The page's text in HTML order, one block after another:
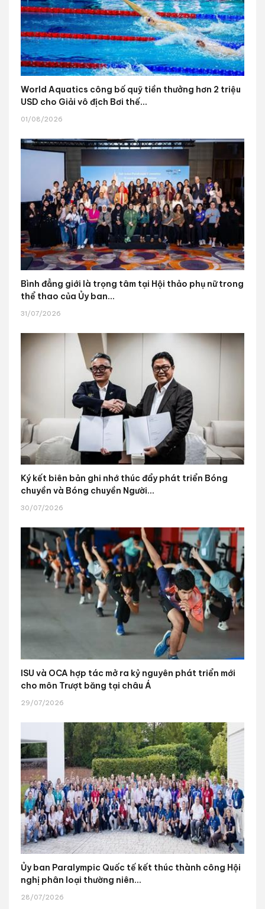
World Aquatics công bố quỹ tiền thưởng hơn 2 triệu
USD cho Giải vô địch Bơi thế...
01/08/2026
Bình đẳng giới là trọng tâm tại Hội thảo phụ nữ trong
thể thao của Ủy ban...
31/07/2026
Ký kết biên bản ghi nhớ thúc đẩy phát triển Bóng
chuyền và Bóng chuyền Người...
30/07/2026
ISU và OCA hợp tác mở ra kỷ nguyên phát triển mới
cho môn Trượt băng tại châu Á
29/07/2026
Ủy ban Paralympic Quốc tế kết thúc thành công Hội
nghị phân loại thường niên...
28/07/2026